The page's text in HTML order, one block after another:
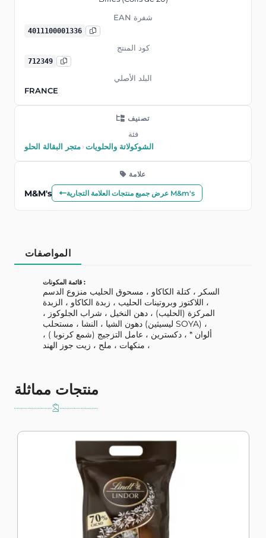
EAN شفرة
4011100001336
كود المنتج
712349
البلد الأصلي
FRANCE
تصنيف
فئة
متجر البقالة الحلو›الشوكولاتة والحلويات
علامة
M&M's عرض جميع منتجات العلامة التجارية M&m's
المواصفات
قائمة المكونات :
السكر ، كتلة الكاكاو ، مسحوق الحليب منزوع الدسم
، اللاكتوز وبروتينات الحليب ، زبدة الكاكاو ، الزبدة
المركزة (الحليب) ، دهن النخيل ، شراب الجلوكوز ،
دهون الشيا ، النشا ، مستحلب (ليسيثين SOYA) ،
ألوان * ، دكسترين ، عامل التزجيج (شمع كرنوبا ) ،
منكهات ، ملح ، زيت جوز الهند ،
منتجات مماثلة